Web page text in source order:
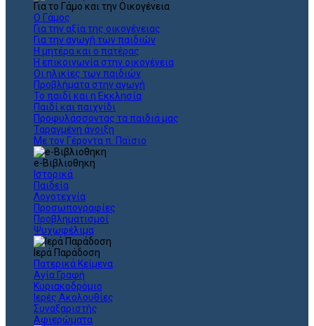
Για το Γάμο και την Οικογένεια
Ο Γάμος
Για την αξία της οικογένειας
Για την αγωγή των παιδιών
Η μητέρα και ο πατέρας
Η επικοινωνία στην οικογένεια
Οι ηλικίες των παιδιών
Προβλήματα στην αγωγή
Το παιδί και η Εκκλησία
Παιδί και παιχνίδι
Προφυλάσσοντας τα παιδιά μας
Ταραγμένη άνοιξη
Με τον Γέροντα π. Παϊσιο
e-Βιβλιοθηκη
Ιστορικά
Παιδεία
Λογοτεχνία
Προσωπογραφίες
Προβληματισμοί
Ψυχωφέλιμα
Ιερά Παράδοση
Πατερικά Κείμενα
Αγία Γραφή
Κυριακοδρόμιο
Ιερές Ακολουθίες
Συναξαριστής
Αφιερώματα